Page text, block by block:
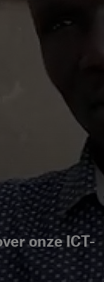
onze ICT-